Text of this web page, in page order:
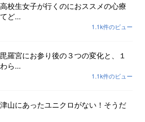
校生女子が行くのにおススメの心療
ど...
1.1k件のビュー
羅宮にお参り後の３つの変化と、１
ら...
1.1k件のビュー
山にあったユニクロがない！そうだ